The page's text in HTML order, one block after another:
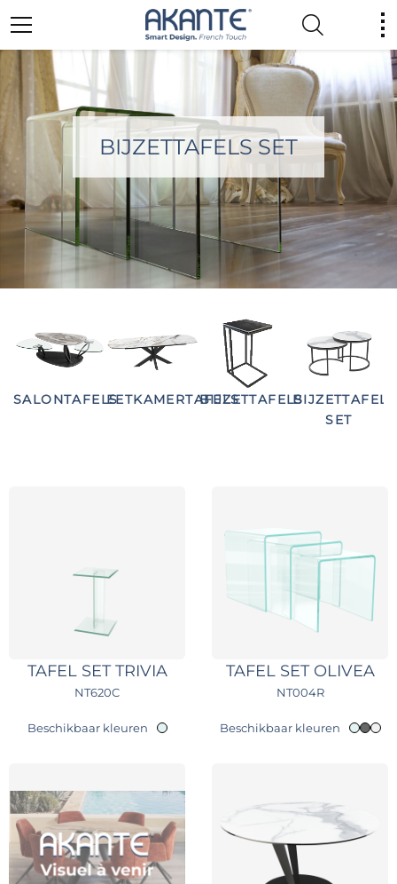
BIJZETTAFELS SET
SALONTAFELSEETKAMERTAFELSBIJZETTAFELSBIJZETTAFELS
SET
TAFEL SET TRIVIA
NT620C
Beschikbaar kleuren
TAFEL SET OLIVEA
NT004R
Beschikbaar kleuren